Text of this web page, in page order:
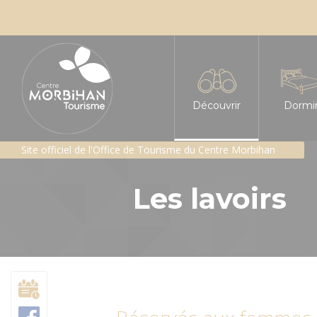
Découvrir
L'insoupçonné Centre
Les sites
Géants de pierres :
Tous
Hôtels
Gîtes
Site officiel de l'Office de Tourisme du Centre Morbihan
Les lavoirs